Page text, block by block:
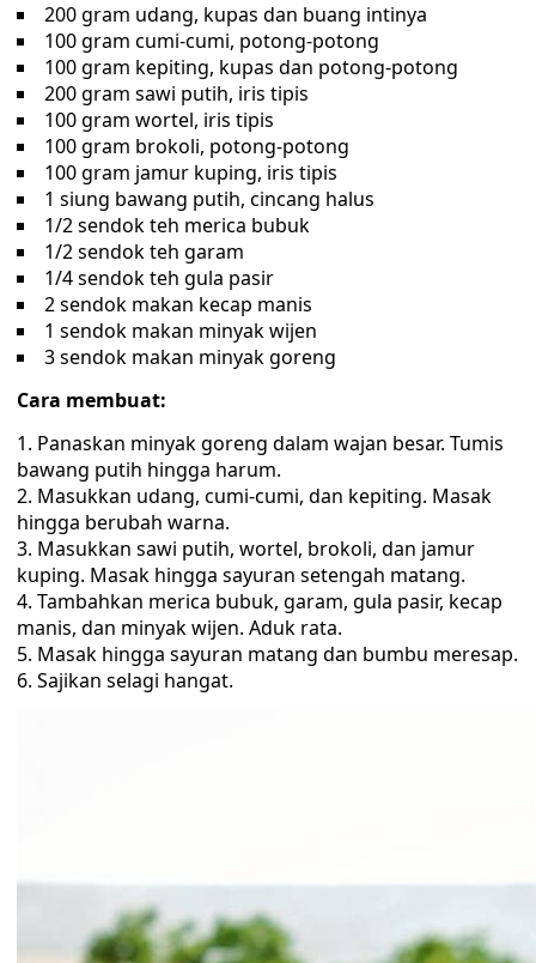
200 gram udang, kupas dan buang intinya
100 gram cumi-cumi, potong-potong
100 gram kepiting, kupas dan potong-potong
200 gram sawi putih, iris tipis
100 gram wortel, iris tipis
100 gram brokoli, potong-potong
100 gram jamur kuping, iris tipis
1 siung bawang putih, cincang halus
1/2 sendok teh merica bubuk
1/2 sendok teh garam
1/4 sendok teh gula pasir
2 sendok makan kecap manis
1 sendok makan minyak wijen
3 sendok makan minyak goreng
Cara membuat:
Panaskan minyak goreng dalam wajan besar. Tumis
bawang putih hingga harum.
Masukkan udang, cumi-cumi, dan kepiting. Masak
hingga berubah warna.
Masukkan sawi putih, wortel, brokoli, dan jamur
kuping. Masak hingga sayuran setengah matang.
Tambahkan merica bubuk, garam, gula pasir, kecap
manis, dan minyak wijen. Aduk rata.
Masak hingga sayuran matang dan bumbu meresap.
Sajikan selagi hangat.